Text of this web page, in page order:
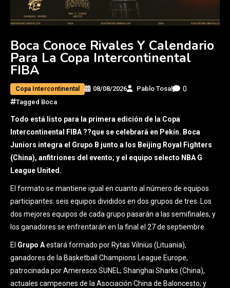
Boca Conoce Rivales Y Calendario
Para La Copa Intercontinental
FIBA
Copa Intercontinental 08/08/2026 Pablo Tosal 0
Tagged Boca
Todo está listo para la primera edición de la Copa
Intercontinental FIBA ??que se celebrará en Pekín. Boca
Juniors integra el Grupo B junto a los Beijing Royal Fighters
(China), anfitriones del evento; y el equipo selecto NBA G
League United.
El formato se mantiene igual en cuanto al número de equipos
participantes: seis equipos divididos en dos grupos de tres. Los
dos mejores equipos de cada grupo pasarán a las semifinales, y
los ganadores se enfrentarán en la final el 27 de septiembre.
El Grupo Aestará formado por Rytas Vilnius (Lituania),
ganadores de la Basketball Champions League Europe,
patrocinada por Ameresco SUNEL; Shanghai Sharks (China),
actuales campeones de la Asociación China de Baloncesto; y